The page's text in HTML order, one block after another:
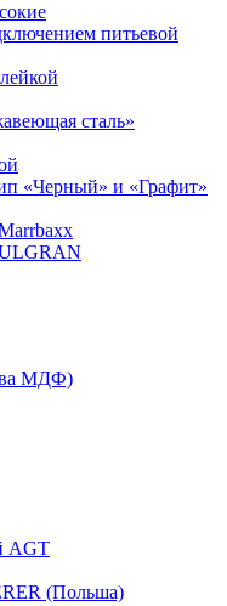
питьевой
сталь»
«Черный» и «Графит»
ULGRAN
МДФ)
AGT
(Польша)